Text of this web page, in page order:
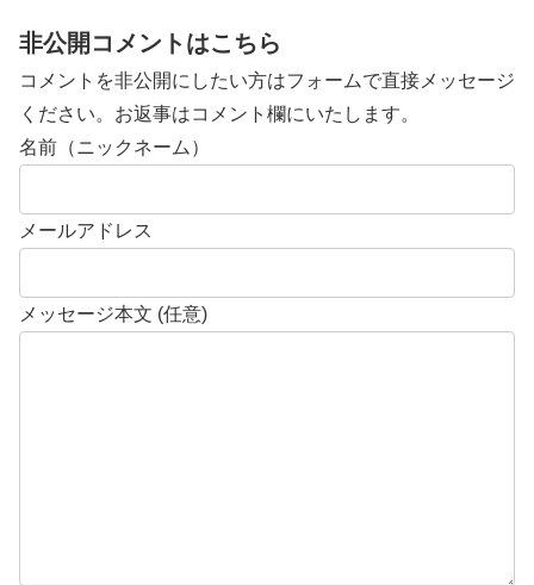
非公開コメントはこちら
コメントを非公開にしたい方はフォームで直接メッセージ
ください。お返事はコメント欄にいたします。
名前（ニックネーム）
メールアドレス
メッセージ本文 (任意)